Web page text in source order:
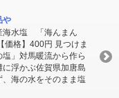
や
海水塩 「海んまん
格】400円 見つけま
」対馬暖流から作ら
浮かぶ佐賀県加唐島
海の水をそのまま塩